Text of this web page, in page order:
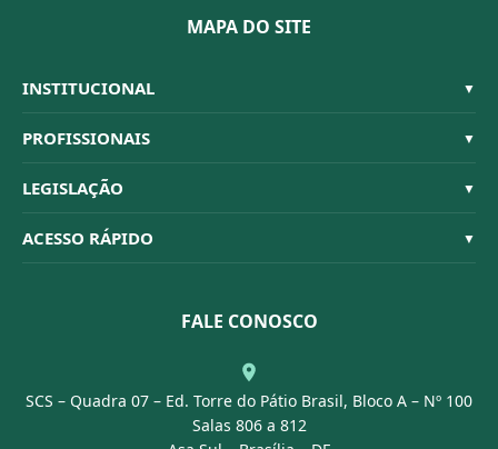
MAPA DO SITE
INSTITUCIONAL ▼
Sistema CFBM
Quem Somos
Organograma
Conselheiros
PROFISSIONAIS ▼
Habilitações
Código de Ética
Dúvidas Frequentes
LEGISLAÇÃO ▼
Resoluções
ACESSO RÁPIDO ▼
Portal Transparência
FALE CONOSCO
SCS – Quadra 07 – Ed. Torre do Pátio Brasil, Bloco A – Nº 100
Salas 806 a 812